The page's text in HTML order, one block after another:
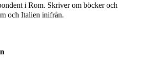
i Rom. Skriver om böcker och
och Italien inifrån.